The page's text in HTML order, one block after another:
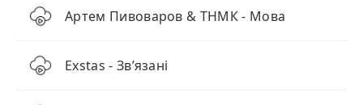
Артем Пивоваров & ТНМК - Мова
Exstas - Звʼязані